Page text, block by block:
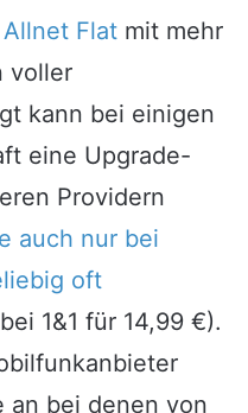
Flat mit mehr
voller
kann bei einigen
eine Upgrade-
Providern
auch nur bei
oft
1&1 für 14,99 €).
an bei denen von